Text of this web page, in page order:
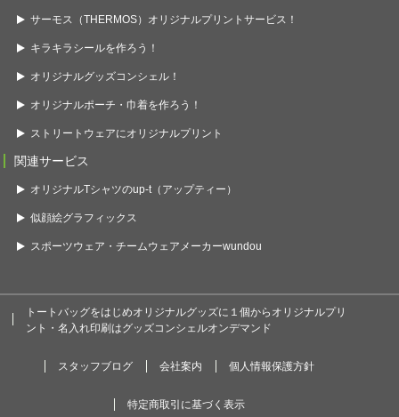
サーモス（THERMOS）オリジナルプリントサービス！
キラキラシールを作ろう！
オリジナルグッズコンシェル！
オリジナルポーチ・巾着を作ろう！
ストリートウェアにオリジナルプリント
関連サービス
オリジナルTシャツのup-t（アップティー）
似顔絵グラフィックス
スポーツウェア・チームウェアメーカーwundou
トートバッグをはじめオリジナルグッズに１個からオリジナルプリ
ント・名入れ印刷はグッズコンシェルオンデマンド
スタッフブログ 会社案内 個人情報保護方針
特定商取引に基づく表示